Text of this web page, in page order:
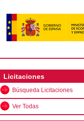
Licitaciones
Búsqueda Licitaciones
Ver Todas